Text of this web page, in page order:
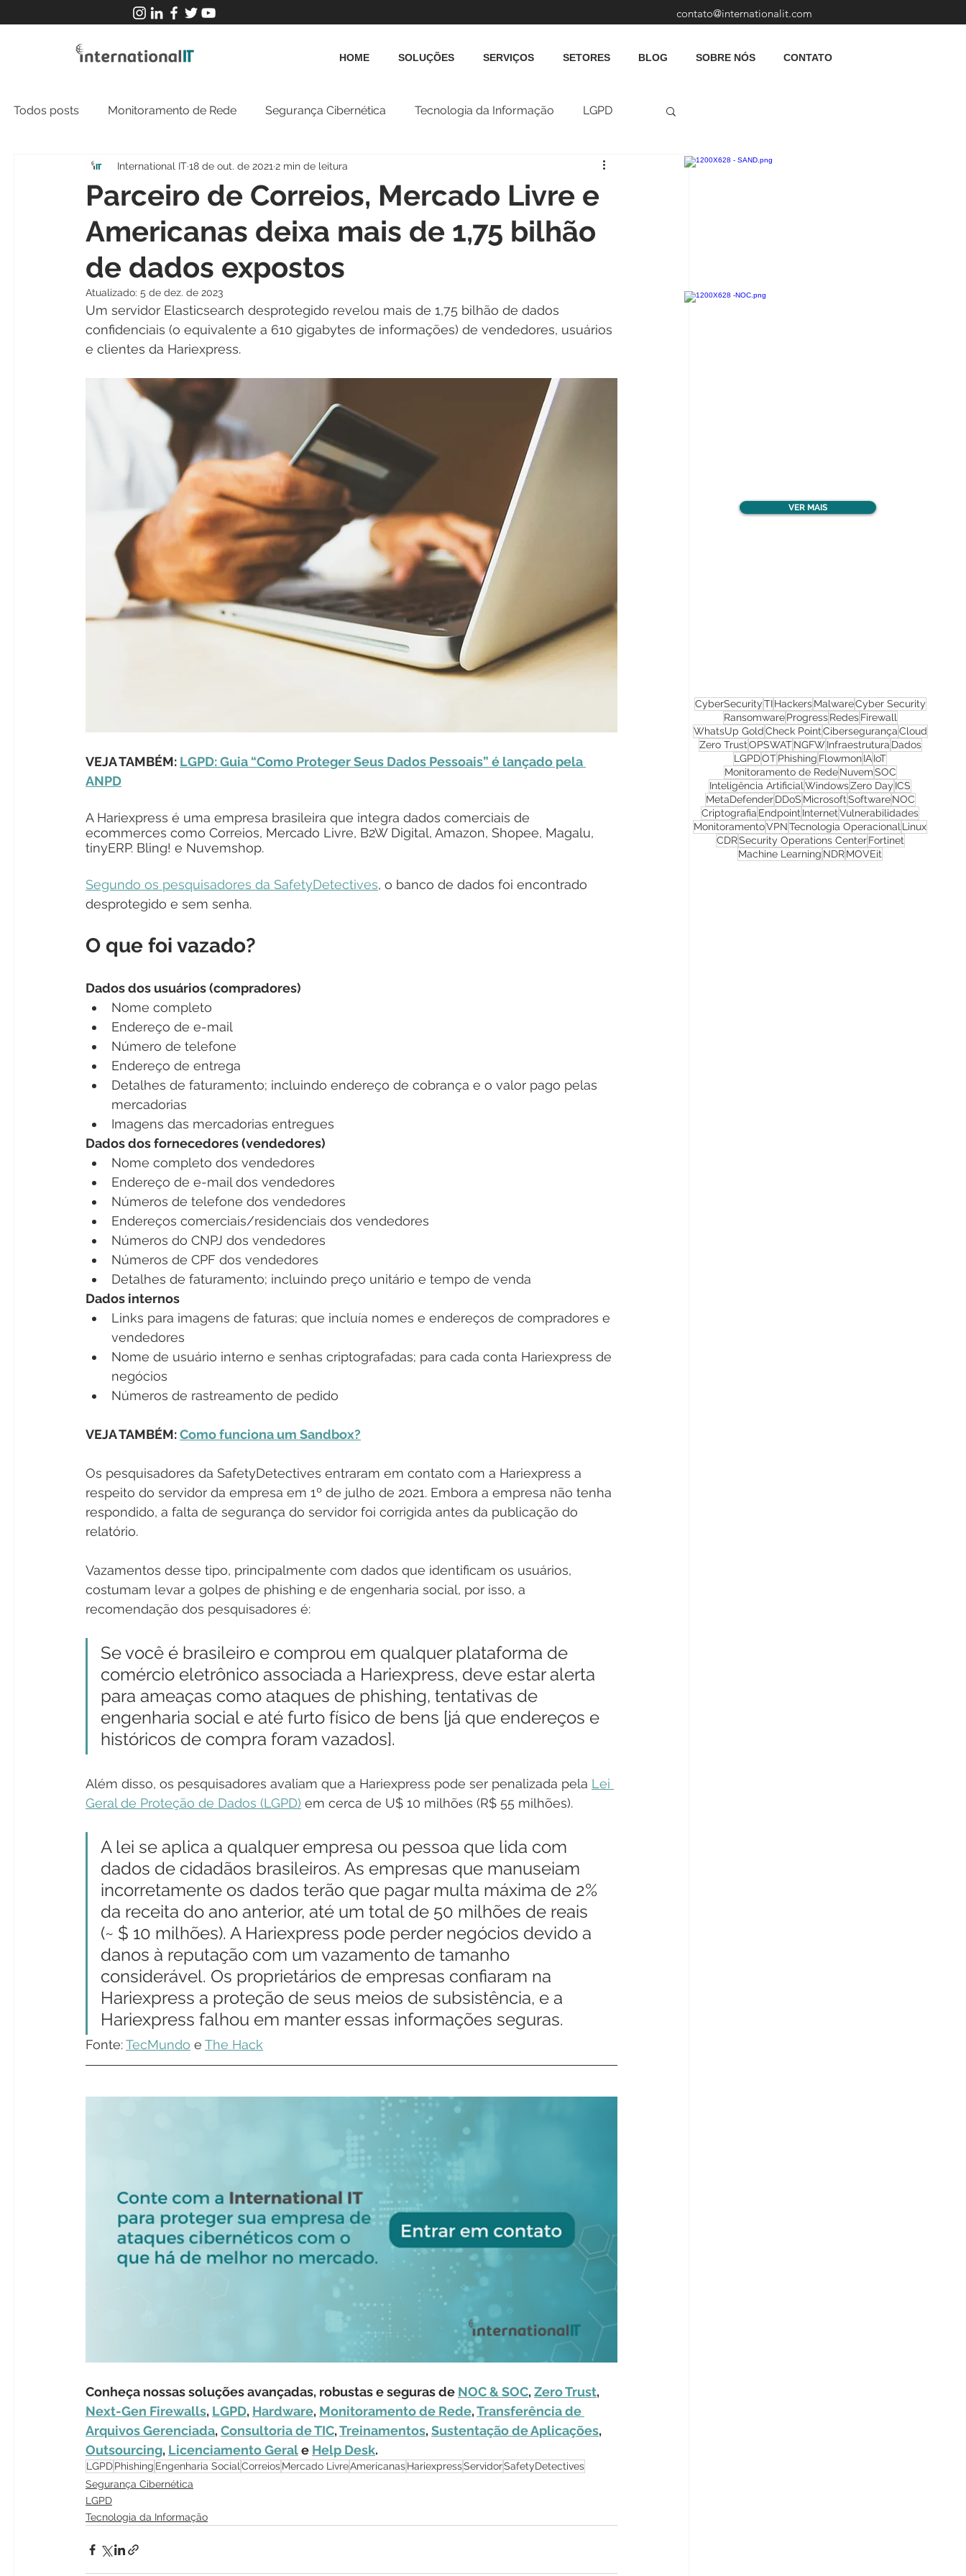
contato@internationalit.com
HOME SOLUÇÕES SERVIÇOS SETORES BLOG SOBRE NÓS CONTATO
Todos posts Monitoramento de Rede Segurança Cibernética Tecnologia da Informação LGPD
NOC Tecnologia Operacional
Parceiro de Correios, Mercado Livre e
Americanas deixa mais de 1,75 bilhão
de dados expostos
International IT18 de out. de 2021 2 min de leitura
Atualizado: 5 de dez. de 2023
Um servidor Elasticsearch desprotegido revelou mais de 1,75 bilhão de dados
confidenciais (o equivalente a 610 gigabytes de informações) de vendedores, usuários
e clientes da Hariexpress.
VEJA TAMBÉM: LGPD: Guia “Como Proteger Seus Dados Pessoais” é lançado pela
ANPD
A Hariexpress é uma empresa brasileira que integra dados comerciais de
ecommerces como Correios, Mercado Livre, B2W Digital, Amazon, Shopee, Magalu,
tinyERP. Bling! e Nuvemshop.
Segundo os pesquisadores da SafetyDetectives, o banco de dados foi encontrado
desprotegido e sem senha.
O que foi vazado?
Dados dos usuários (compradores)
Nome completo
Endereço de e-mail
Número de telefone
Endereço de entrega
Detalhes de faturamento; incluindo endereço de cobrança e o valor pago pelas
mercadorias
Imagens das mercadorias entregues
Dados dos fornecedores (vendedores)
Nome completo dos vendedores
Endereço de e-mail dos vendedores
Números de telefone dos vendedores
Endereços comerciais/residenciais dos vendedores
Números do CNPJ dos vendedores
Números de CPF dos vendedores
Detalhes de faturamento; incluindo preço unitário e tempo de venda
Dados internos
Links para imagens de faturas; que incluía nomes e endereços de compradores e
vendedores
Nome de usuário interno e senhas criptografadas; para cada conta Hariexpress de
negócios
Números de rastreamento de pedido
VEJA TAMBÉM: Como funciona um Sandbox?
Os pesquisadores da SafetyDetectives entraram em contato com a Hariexpress a
respeito do servidor da empresa em 1º de julho de 2021. Embora a empresa não tenha
respondido, a falta de segurança do servidor foi corrigida antes da publicação do
relatório.
Vazamentos desse tipo, principalmente com dados que identificam os usuários,
costumam levar a golpes de phishing e de engenharia social, por isso, a
recomendação dos pesquisadores é:
Se você é brasileiro e comprou em qualquer plataforma de
comércio eletrônico associada a Hariexpress, deve estar alerta
para ameaças como ataques de phishing, tentativas de
engenharia social e até furto físico de bens [já que endereços e
históricos de compra foram vazados].
Além disso, os pesquisadores avaliam que a Hariexpress pode ser penalizada pela Lei
Geral de Proteção de Dados (LGPD) em cerca de U$ 10 milhões (R$ 55 milhões).
A lei se aplica a qualquer empresa ou pessoa que lida com
dados de cidadãos brasileiros. As empresas que manuseiam
incorretamente os dados terão que pagar multa máxima de 2%
da receita do ano anterior, até um total de 50 milhões de reais
(~ $ 10 milhões). A Hariexpress pode perder negócios devido a
danos à reputação com um vazamento de tamanho
considerável. Os proprietários de empresas confiaram na
Hariexpress a proteção de seus meios de subsistência, e a
Hariexpress falhou em manter essas informações seguras.
Fonte: TecMundo e The Hack
Conheça nossas soluções avançadas, robustas e seguras de NOC & SOC, Zero Trust,
Next-Gen Firewalls, LGPD, Hardware, Monitoramento de Rede, Transferência de
Arquivos Gerenciada, Consultoria de TIC, Treinamentos, Sustentação de Aplicações,
Outsourcing, Licenciamento Geral e Help Desk.
LGPDPhishing Engenharia SocialCorreiosMercado LivreAmericanasHariexpressServidorSafetyDetectives
Segurança Cibernética
LGPD
Tecnologia da Informação
CyberSecurityTI Hackers MalwareCyber Security
Ransomware Progress Redes Firewall
WhatsUp GoldCheck PointCibersegurançaCloud
Zero TrustOPSWAT NGFW Infraestrutura Dados
LGPDOTPhishing FlowmonIAIoT
Monitoramento de Rede NuvemSOC
Inteligência Artificial WindowsZero Day ICS
MetaDefender DDoS MicrosoftSoftware NOC
Criptografia Endpoint InternetVulnerabilidades
MonitoramentoVPNTecnologia Operacional Linux
CDRSecurity Operations Center Fortinet
Machine Learning NDRMOVEit
VER MAIS